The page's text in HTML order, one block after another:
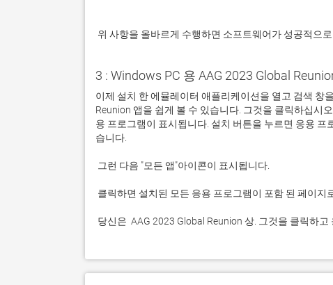
위 사항을 올바르게 수행하면 소프트웨어가 성공적으
3 : Windows PC 용 AAG 2023 Global
이제 설치 한 에뮬레이터 애플리케이션을 열고 검색 창
Reunion 앱을 쉽게 볼 수 있습니다. 그것을 클릭하십시
용 프로그램이 표시됩니다. 설치 버튼을 누르면 응용
당신은  AAG 2023 Global Reunion 상. 그것을 클릭하